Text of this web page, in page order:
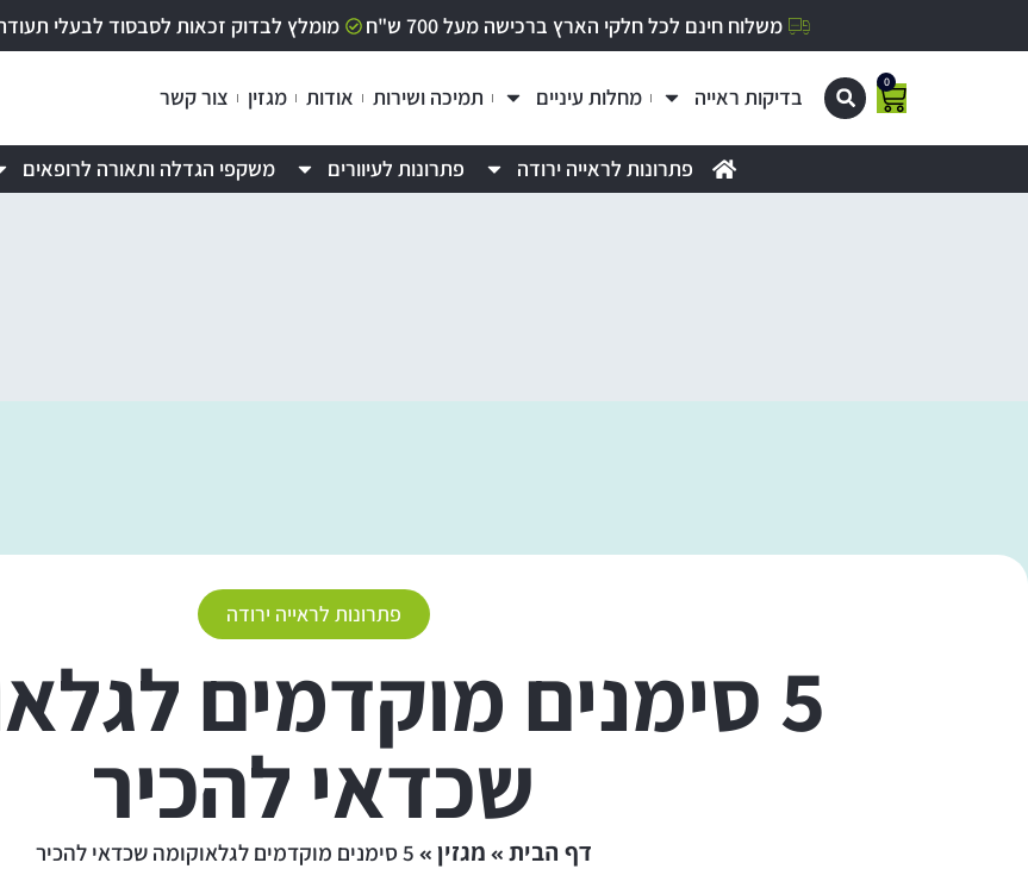
משלוח חינם לכל חלקי הארץ ברכישה מעל 700 ש"ח מומלץ לבדוק זכאות לסבסוד לבעלי תעודת עיוור
0
בדיקות ראייה מחלות עיניים תמיכה ושירות אודות מגזין צור קשר
פתרונות לראייה ירודה פתרונות לעיוורים משקפי הגדלה ותאורה לרופאים
פתרונות לראייה ירודה
5 סימנים מוקדמים
שכדאי להכיר
דף הבית מגזין 5 סימנים מוקדמים לגלאוקומה שכדאי להכיר